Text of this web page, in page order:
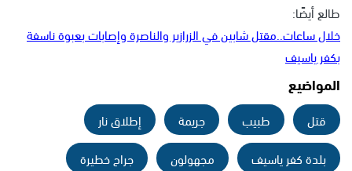
طالع أيضًا:
خلال ساعات..مقتل شابين في الزرازير والناصرة وإصابات بعبوة ناسفة
بكفر ياسيف
المواضيع
قتل طبيب جريمة
إطلاق نار
بلدة كفر ياسيف
مجهولون
جراح خطيرة